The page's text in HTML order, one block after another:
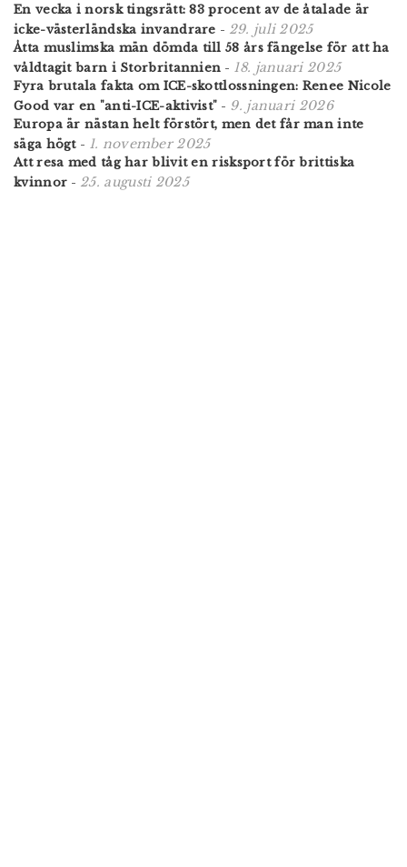
En vecka i norsk tingsrätt: 83 procent av de åtalade är
icke-västerländska invandrare - 29. juli 2025
Åtta muslimska män dömda till 58 års fängelse för att ha
våldtagit barn i Storbritannien - 18. januari 2025
Fyra brutala fakta om ICE-skottlossningen: Renee Nicole
Good var en "anti-ICE-aktivist" - 9. januari 2026
Europa är nästan helt förstört, men det får man inte
säga högt- 1. november 2025
Att resa med tåg har blivit en risksport för brittiska
kvinnor - 25. augusti 2025